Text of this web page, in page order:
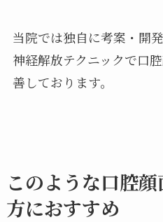
当院では独自に考案・開
神経解放テクニックで口
善しております。
このような口腔
方におすすめ